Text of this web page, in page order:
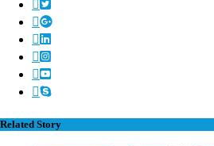
Related Story